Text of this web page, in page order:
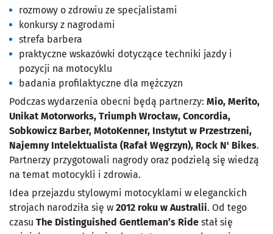
rozmowy o zdrowiu ze specjalistami
konkursy z nagrodami
strefa barbera
praktyczne wskazówki dotyczące techniki jazdy i
pozycji na motocyklu
badania profilaktyczne dla mężczyzn
Podczas wydarzenia obecni będą partnerzy: Mio, Merito,
Unikat Motorworks, Triumph Wrocław, Concordia,
Sobkowicz Barber, MotoKenner, Instytut w Przestrzeni,
Najemny Intelektualista (Rafał Węgrzyn), Rock N' Bikes.
Partnerzy przygotowali nagrody oraz podzielą się wiedzą
na temat motocykli i zdrowia.
Idea przejazdu stylowymi motocyklami w eleganckich
strojach narodziła się w 2012 roku w Australii. Od tego
czasu The Distinguished Gentleman’s Ride stał się